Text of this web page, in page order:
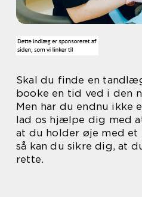
Skal du finde en
booke en tid ved i den
Men har du endnu ikke
lad os hjælpe dig med
at du holder øje med
så kan du sikre dig, at
rette.